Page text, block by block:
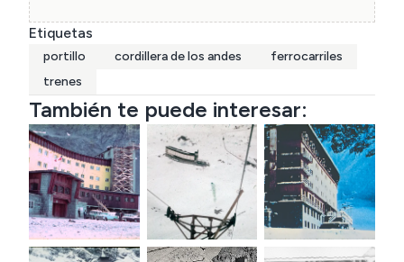
Etiquetas
portillo cordillera de los andes
ferrocarriles
trenes
También te puede interesar: